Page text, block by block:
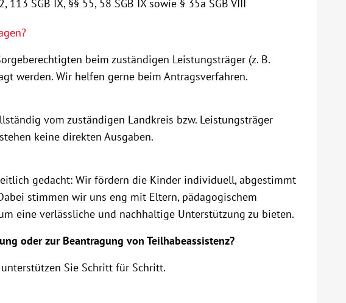
113 SGB IX, §§ 55, 58 SGB IX sowie § 35a SGB VIII
beim zuständigen Leistungsträger (z. B.
werden. Wir helfen gerne beim Antragsverfahren.
vom zuständigen Landkreis bzw. Leistungsträger
keine direkten Ausgaben.
gedacht: Wir fördern die Kinder individuell, abgestimmt
stimmen wir uns eng mit Eltern, pädagogischem
eine verlässliche und nachhaltige Unterstützung zu bieten.
oder zur Beantragung von Teilhabeassistenz?
Sie Schritt für Schritt.